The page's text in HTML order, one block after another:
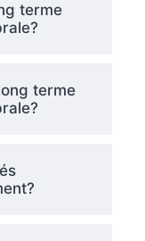
terme
terme